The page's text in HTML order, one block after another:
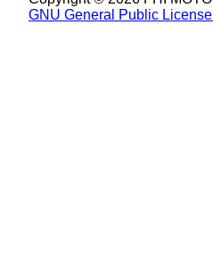
GNU General Public